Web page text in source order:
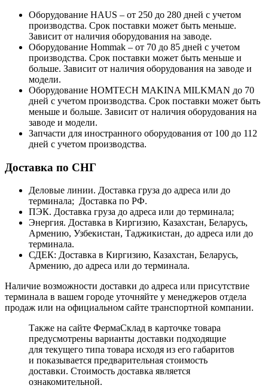
Оборудование HAUS – от 250 до 280 дней с учетом
производства. Срок поставки может быть меньше.
Зависит от наличия оборудования на заводе.
Оборудование Hommak – от 70 до 85 дней с учетом
производства. Срок поставки может быть меньше и
больше. Зависит от наличия оборудования на заводе и
модели.
Оборудование HOMTECH MAKINA MILKMAN до 70
дней с учетом производства. Срок поставки может быть
меньше и больше. Зависит от наличия оборудования на
заводе и модели.
Запчасти для иностранного оборудования от 100 до 112
дней с учетом производства.
Доставка по СНГ
Деловые линии. Доставка груза до адреса или до
терминала; Доставка по РФ.
ПЭК. Доставка груза до адреса или до терминала;
Энергия. Доставка в Киргизию, Казахстан, Беларусь,
Армению, Узбекистан, Таджикистан, до адреса или до
терминала.
СДЕК: Доставка в Киргизию, Казахстан, Беларусь,
Армению, до адреса или до терминала.
Наличие возможности доставки до адреса или присутствие
терминала в вашем городе уточняйте у менеджеров отдела
продаж или на официальном сайте транспортной компании.
Также на сайте ФермаСклад в карточке товара
предусмотрены варианты доставки подходящие
для текущего типа товара исходя из его габаритов
и показывается предварительная стоимость
доставки. Стоимость доставка является
ознакомительной.